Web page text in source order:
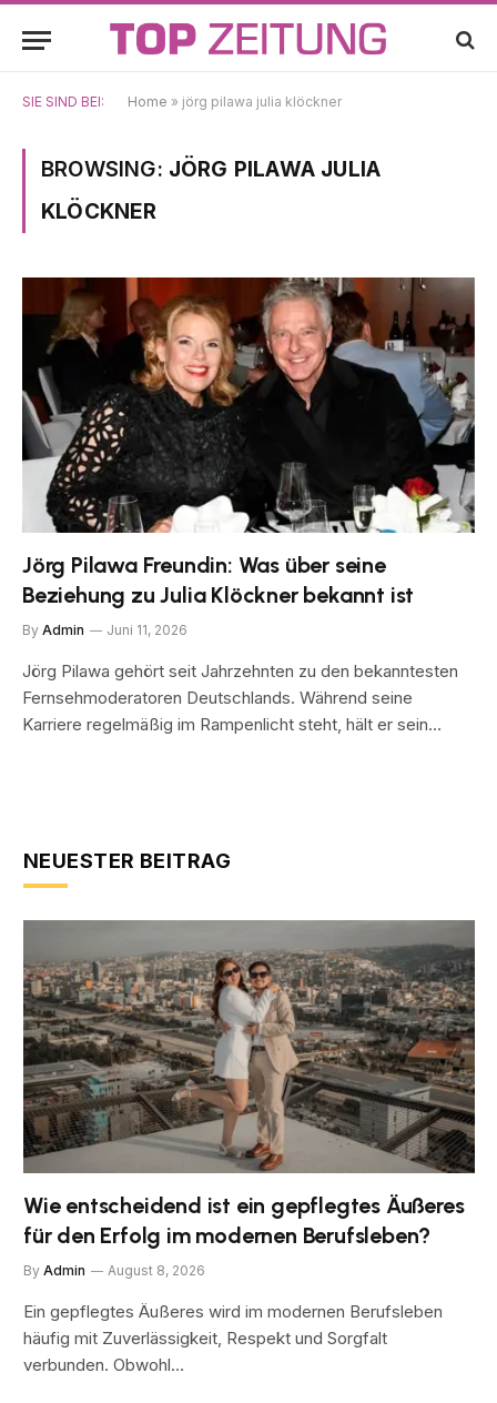
SIE SIND BEI: Home » jörg pilawa julia klöckner
BROWSING: JÖRG PILAWA JULIA
KLÖCKNER
Jörg Pilawa Freundin: Was über seine
Beziehung zu Julia Klöckner bekannt ist
By Admin Juni 11, 2026
Jörg Pilawa gehört seit Jahrzehnten zu den bekanntesten
Fernsehmoderatoren Deutschlands. Während seine
Karriere regelmäßig im Rampenlicht steht, hält er sein…
NEUESTER BEITRAG
Wie entscheidend ist ein gepflegtes Äußeres
für den Erfolg im modernen Berufsleben?
By Admin August 8, 2026
Ein gepflegtes Äußeres wird im modernen Berufsleben
häufig mit Zuverlässigkeit, Respekt und Sorgfalt
verbunden. Obwohl…